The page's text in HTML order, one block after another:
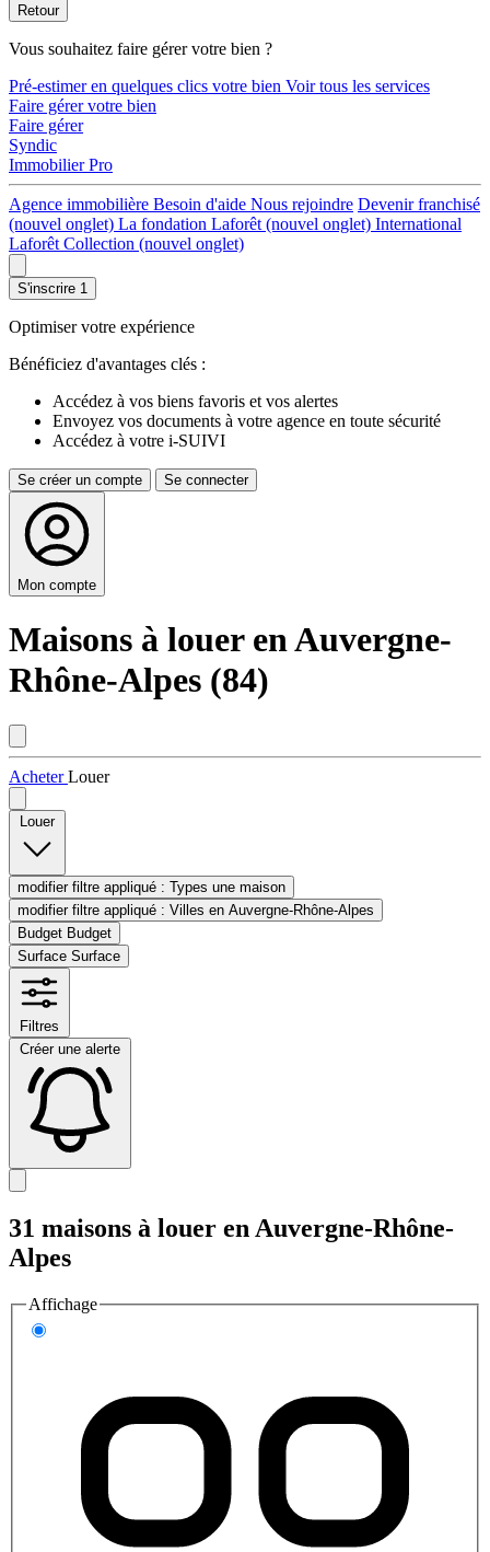
Retour
Vous souhaitez faire gérer votre bien ?
Pré-estimer en quelques clics votre bien Voir tous les services
Faire gérer votre bien
Faire gérer
Syndic
Immobilier Pro
Agence immobilière Besoin d'aide Nous rejoindre Devenir franchisé
(nouvel onglet) La fondation Laforêt (nouvel onglet) International
Laforêt Collection (nouvel onglet)
S'inscrire 1
Optimiser votre expérience
Bénéficiez d'avantages clés :
Accédez à vos biens favoris et vos alertes
Envoyez vos documents à votre agence en toute sécurité
Accédez à votre i-SUIVI
Se créer un compte Se connecter
Mon compte
Maisons à louer en Auvergne-
Rhône-Alpes (84)
AcheterLouer
Louer
modifier filtre appliqué : Types une maison
modifier filtre appliqué : Villes en Auvergne-Rhône-Alpes
Budget Budget
Surface Surface
Filtres
Créer une alerte
31 maisons à louer en Auvergne-Rhône-
Alpes
Affichage